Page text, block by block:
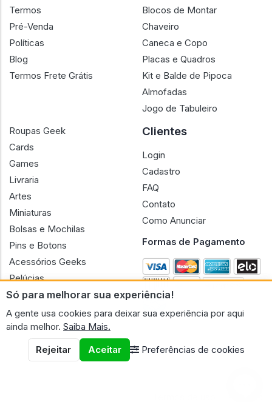
Só para melhorar sua experiência!
A gente usa cookies para deixar sua experiência por aqui
ainda melhor. Saiba Mais.
Rejeitar
Aceitar Preferências de cookies
Termos
Pré-Venda
Políticas
Blog
Termos Frete Grátis
Blocos de Montar
Chaveiro
Caneca e Copo
Placas e Quadros
Kit e Balde de Pipoca
Almofadas
Jogo de Tabuleiro
Roupas Geek
Cards
Games
Livraria
Artes
Miniaturas
Bolsas e Mochilas
Pins e Botons
Acessórios Geeks
Pelúcias
Bonecas
Clientes
Login
Cadastro
FAQ
Contato
Como Anunciar
Formas de Pagamento
CNPJ n.º 30.220.458/0001-17 - GERAL GEEK PORTAL ELETRONICO